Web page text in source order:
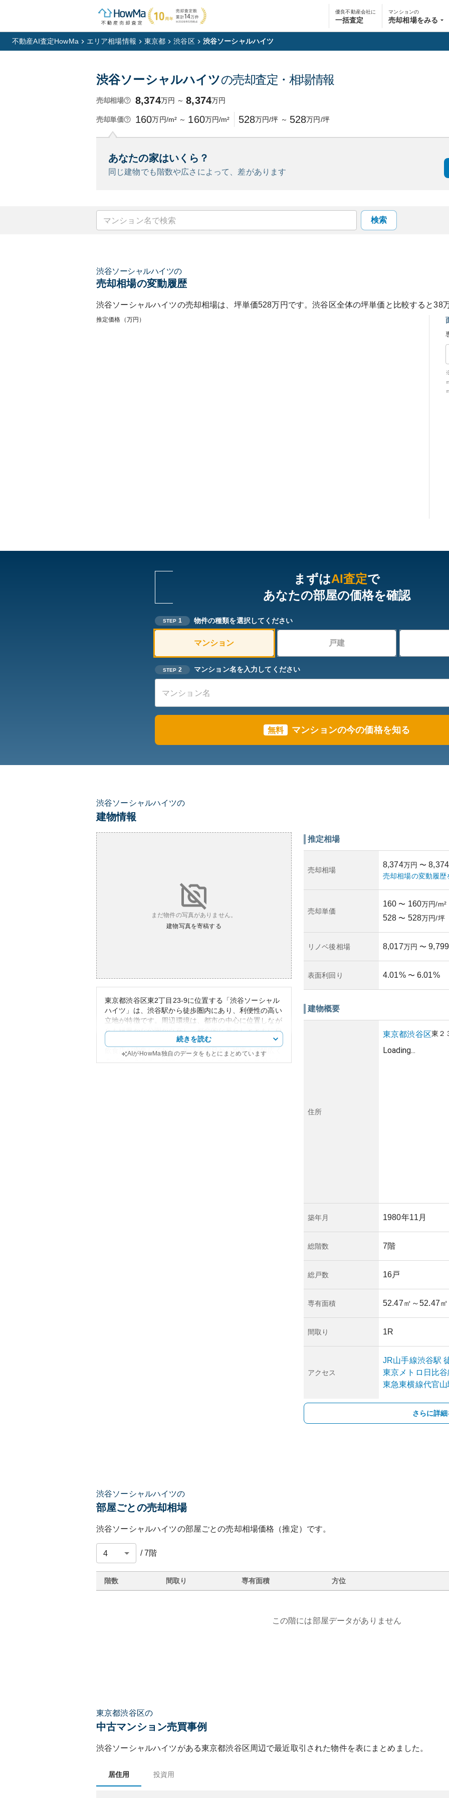
優良不動産会社に
一括査定
マンションの
売却相場をみる
不動産AI査定HowMa エリア相場情報 東京都 渋谷区 渋谷ソーシャルハイツ
渋谷ソーシャルハイツの売却査定・相場情報
売却相場 8,374万円 ～ 8,374万円
売却単価 160万円/m² ～ 160万円/m² 528万円/坪 ～ 528万円/坪
あなたの家はいくら？
同じ建物でも階数や広さによって、 差があります
検索
渋谷ソーシャルハイツの
売却相場の変動履歴
渋谷ソーシャルハイツの売却相場は、坪単価528万円です。渋谷区全体の坪単価と比較すると38
推定価格（万円）
まずはAI査定で
あなたの部屋の価格を確認
STEP 1 物件の種類を選択してください
マンション 戸建
STEP 2 マンション名を入力してください
無料 マンションの今の価格を知る
渋谷ソーシャルハイツの
建物情報
まだ物件の写真がありません。
建物写真を寄稿する
東京都渋谷区東2丁目23-9に位置する「渋谷ソーシャル
ハイツ」は、渋谷駅から徒歩圏内にあり、利便性の高い
立地が特徴です。周辺環境は、都市の中心に位置しなが
らも緑豊かな公園が点在し、都会的な暮らしとともに自
然との調和が楽しめます。また、ショッピングエリアや
飲食店が密集しており、生活必需品から娯楽まで幅広く
続きを読む
AIがHowMa独自のデータをもとにまとめています
推定相場
売却相場
8,374万円 〜 8,374
売却相場の変動履歴
売却単価
160 〜 160万円/m²
528 〜 528万円/坪
リノベ後相場 8,017万円 〜 9,799
表面利回り 4.01% 〜 6.01%
建物概要
住所
東京都渋谷区東 ２
Loading...
築年月 1980年11月
総階数 7階
総戸数 16戸
専有面積 52.47㎡ ～52.47㎡
間取り 1R
アクセス
JR山手線渋谷駅
東京メトロ日比
東急東横線代官山
さらに詳
渋谷ソーシャルハイツの
部屋ごとの売却相場
渋谷ソーシャルハイツの部屋ごとの売却相場価格（推定）です。
/7階
階数 間取り 専有面積 方位
この階には部屋データがありません
東京都渋谷区の
中古マンション売買事例
渋谷ソーシャルハイツがある東京都渋谷区周辺で最近取引された物件を表にまとめました。
居住用 投資用